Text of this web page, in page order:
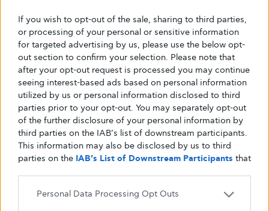
If you wish to opt-out of the sale, sharing to third parties,
or processing of your personal or sensitive information
for targeted advertising by us, please use the below opt-
out section to confirm your selection. Please note that
after your opt-out request is processed you may continue
seeing interest-based ads based on personal information
utilized by us or personal information disclosed to third
parties prior to your opt-out. You may separately opt-out
of the further disclosure of your personal information by
third parties on the IAB’s list of downstream participants.
This information may also be disclosed by us to third
parties on the IAB’s List of Downstream Participants that
Personal Data Processing Opt Outs